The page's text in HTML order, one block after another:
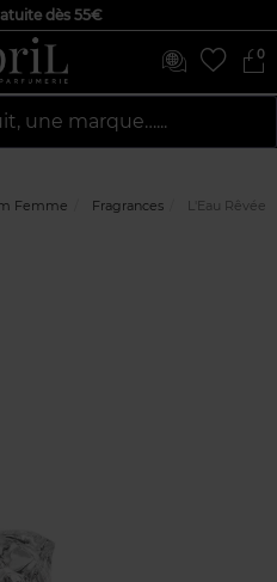
dès 55€
0
une marque…...
Femme Fragrances L'Eau Rêvée